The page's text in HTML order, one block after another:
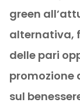
green
alternativa,
delle pari
promozione
sul